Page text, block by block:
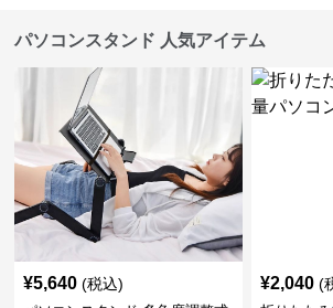
パソコンスタンド 人気アイテム
¥5,640 (税込) ¥2,040 (